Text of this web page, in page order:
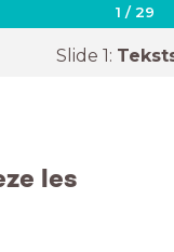
1 /29
Slide 1:
les